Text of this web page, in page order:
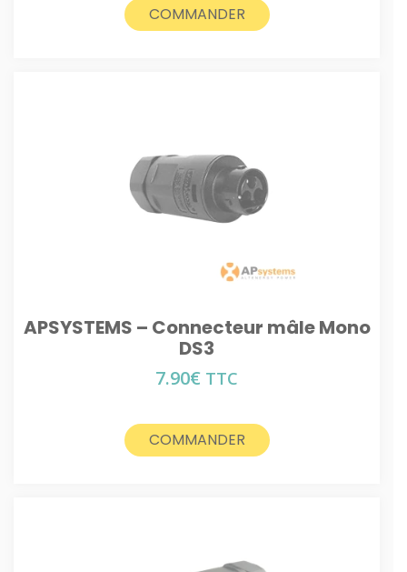
COMMANDER
APSYSTEMS – Connecteur mâle Mono
DS3
7.90€ TTC
COMMANDER